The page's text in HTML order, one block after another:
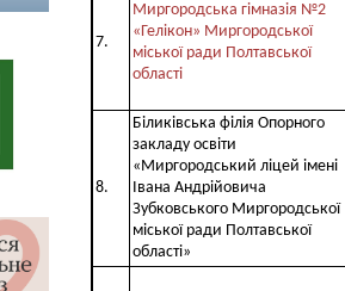
7.
Миргородська гімназія №2
«Гелікон» Миргородської
міської ради Полтавської
області
8.
Біликівська філія Опорного
закладу освіти
«Миргородський ліцей імені
Івана Андрійовича
Зубковського Миргородської
міської ради Полтавської
області»